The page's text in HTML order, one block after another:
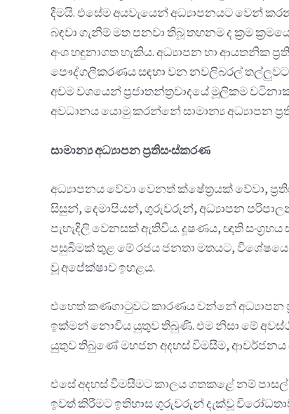
දීමයි. එසේම අයවැයෙන් අධ්‍යාපනයට වෙන්
බඳවා ගැනීම් මත පනවා තිබූ තහනම ද ක්‍රම
අංශ හඳුනාගත හැකිය. අධ්‍යාපන හා ආයතනික
පෞද්ගලීකරණය සඳහා වන නවලිබරල් තල්ලුවට
අවම වශයෙන් ප්‍රජාතන්ත්‍රවාදයේ මූලිකම
අවධානය යොමු කරන්නේ සාමාන්‍ය අධ්‍යාපන
සාමාන්‍ය අධ්‍යාපන ප්‍රතිසංස්කරණ
අධ්‍යාපනය වේවා වෙනත් ක්ෂේත්‍රයක් වේවා,
සිසුන්, දෙමාපියන්, ගුරුවරුන්, අධ්‍යාපන
පැහැදිලි වෙනසක් ඇතිවිය. දූෂණය, ඥාති
පසුබිමක් තුළ මේ රජය ජනතා මතයට,
වූ අපේක්ෂාව ඉහළය.
එහෙත් කණගාටුවට කාරණය වන්නේ අධ්‍යාපන
ඉක්මන් නොවිය යුතුව තිබුණි. එම නිසා මේ
යුතුව තිබුණේ මහජන අදහස් විමසීම, ආවර්ජනය
එසේ අදහස් විමසීමට කාලය ගතකළේ නම්
ඉවත් කිරීමට ඉතිහාස ගුරුවරුන් දැක්වූ